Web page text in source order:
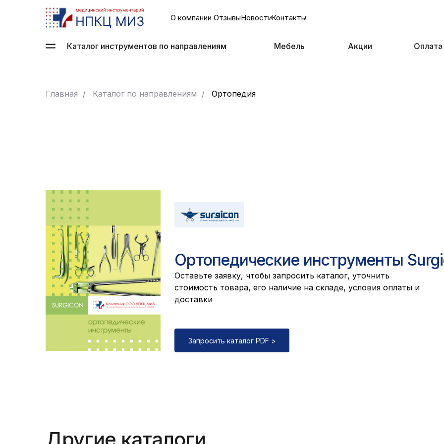
Каталог инструментов по направлениям Мебель Акции Оплата
О компании ОтзывыНовостиКонтакты
Главная / Каталог по направлениям / Ортопедия
Ортопедические инструменты
Оставьте заявку, чтобы запросить каталог, уточнить
cтоимость товара, его наличие на складе, условия оплаты и
доставки
Запросить каталог PDF >